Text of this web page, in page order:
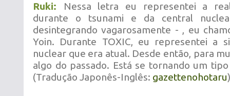
Ruki:
Nessa letra eu representei a
durante o tsunami e da central
desintegrando vagarosamente - , eu
Yoin. Durante TOXIC, eu representei a
nuclear que era atual. Desde então, para
algo do passado. Está se tornando um
(Tradução Japonês-Inglês: gazettenohotaru)